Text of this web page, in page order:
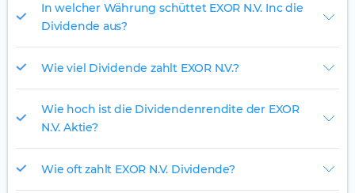
In welcher Währung schüttet EXOR N.V. Inc die
Dividende aus?
Wie viel Dividende zahlt EXOR N.V.?
Wie hoch ist die Dividendenrendite der EXOR
N.V. Aktie?
Wie oft zahlt EXOR N.V. Dividende?